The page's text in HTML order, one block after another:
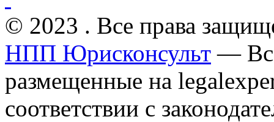
© 2023 . Все права
НПП Юрисконсульт —
размещенные на
соответствии с